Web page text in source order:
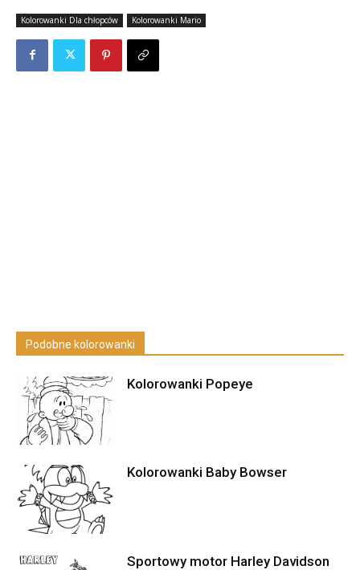
Kolorowanki Dla chłopców Kolorowanki Mario
Podobne kolorowanki
Kolorowanki Popeye
Kolorowanki Baby Bowser
Sportowy motor Harley Davidson